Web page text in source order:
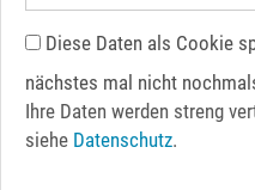
Diese Daten als Cookie
nächstes mal nicht
Ihre Daten werden streng
siehe Datenschutz.